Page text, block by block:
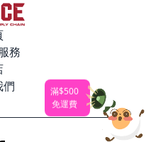
滿$500
免運費
務
們